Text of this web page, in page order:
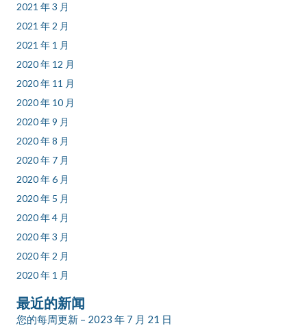
2021 年 3 月
2021 年 2 月
2021 年 1 月
2020 年 12 月
2020 年 11 月
2020 年 10 月
2020 年 9 月
2020 年 8 月
2020 年 7 月
2020 年 6 月
2020 年 5 月
2020 年 4 月
2020 年 3 月
2020 年 2 月
2020 年 1 月
最近的新闻
您的每周更新 – 2023 年 7 月 21 日